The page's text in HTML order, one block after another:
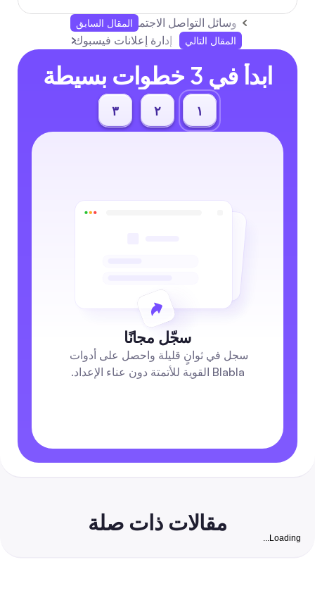
وسائل التواصل الاجتماعي والتسويق: دليل 2026 الكامل لأتمتة التفاعل للشركات الصغيرة والمتوسطة في أيرلندا ومنطقة أوروبا والشرق الأوسط وأفريقيا
المقال السابق
المقال التالي
إدارة إعلانات فيسبوك: دليل كامل لعام 2026 لأتمتة الإعلانات وتوسيع التفاعل للشركات الصغيرة
ابدأ في 3 خطوات بسيطة
١ ٢ ٣
سجّل مجانًا
Blabla القوية للأتمتة دون عناء الإعداد.
مقالات ذات صلة
Loading...